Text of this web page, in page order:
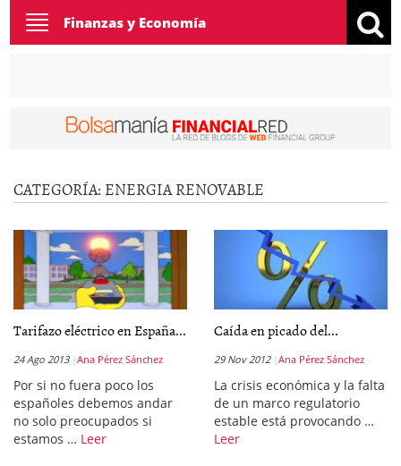
Toggle
navigation
Finanzas y Economía
CATEGORÍA: ENERGIA RENOVABLE
Tarifazo eléctrico en España...
24 Ago 2013 Ana Pérez Sánchez
Por si no fuera poco los
españoles debemos andar
no solo preocupados si
estamos … Leer
Caída en picado del...
29 Nov 2012 Ana Pérez Sánchez
La crisis económica y la falta
de un marco regulatorio
estable está provocando …
Leer